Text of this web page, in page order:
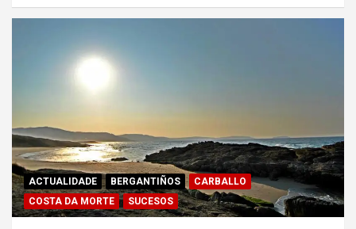
ACTUALIDADE BERGANTIÑOS
CARBALLO
COSTA DA MORTE
SUCESOS